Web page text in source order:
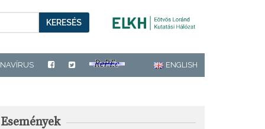
KERESÉS
ENGLISH
Események